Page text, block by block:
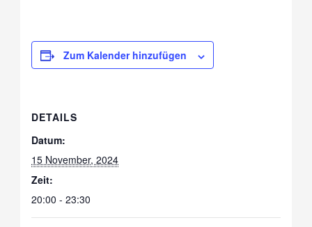
Zum Kalender hinzufügen
DETAILS
Datum:
15 November, 2024
Zeit:
20:00 - 23:30